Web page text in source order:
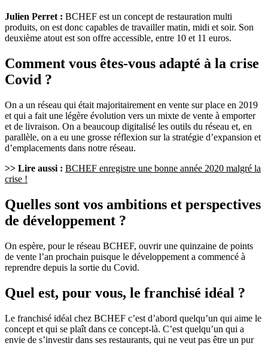
Julien Perret : BCHEF est un concept de restauration multi
produits, on est donc capables de travailler matin, midi et soir. Son
deuxième atout est son offre accessible, entre 10 et 11 euros.
Comment vous êtes-vous adapté à la crise
Covid ?
On a un réseau qui était majoritairement en vente sur place en 2019
et qui a fait une légère évolution vers un mixte de vente à emporter
et de livraison. On a beaucoup digitalisé les outils du réseau et, en
parallèle, on a eu une grosse réflexion sur la stratégie d’expansion et
d’emplacements dans notre réseau.
>> Lire aussi : BCHEF enregistre une bonne année 2020 malgré la
crise !
Quelles sont vos ambitions et perspectives
de développement ?
On espère, pour le réseau BCHEF, ouvrir une quinzaine de points
de vente l’an prochain puisque le développement a commencé à
reprendre depuis la sortie du Covid.
Quel est, pour vous, le franchisé idéal ?
Le franchisé idéal chez BCHEF c’est d’abord quelqu’un qui aime le
concept et qui se plaît dans ce concept-là. C’est quelqu’un qui a
envie de s’investir dans ses restaurants, qui ne veut pas être un pur